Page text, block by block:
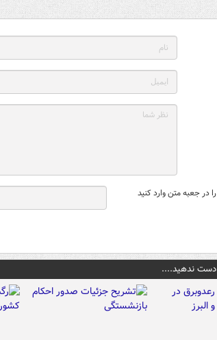
در جعبه متن وارد کنید
دست ندهید....